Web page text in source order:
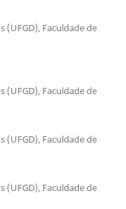
(UFGD), Faculdade de
(UFGD), Faculdade de
(UFGD), Faculdade de
(UFGD), Faculdade de